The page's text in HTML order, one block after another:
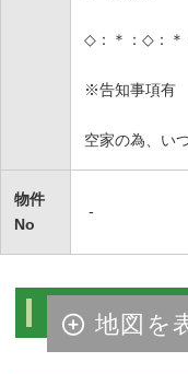
◇：＊：◇：
※告知事項有
空家の為、い
物件
No
-
物件周辺マッ